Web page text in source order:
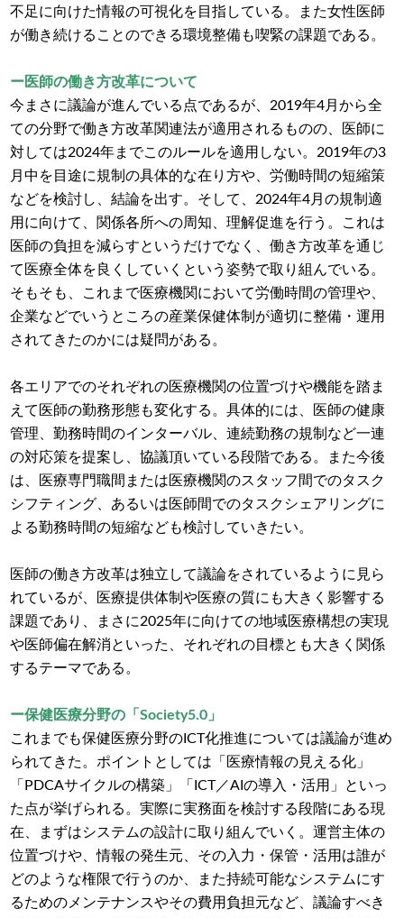
不足に向けた情報の可視化を目指している。また女性医師
が働き続けることのできる環境整備も喫緊の課題である。
ー医師の働き方改革について
今まさに議論が進んでいる点であるが、2019年4月から全
ての分野で働き方改革関連法が適用されるものの、医師に
対しては2024年までこのルールを適用しない。2019年の3
月中を目途に規制の具体的な在り方や、労働時間の短縮策
などを検討し、結論を出す。そして、2024年4月の規制適
用に向けて、関係各所への周知、理解促進を行う。これは
医師の負担を減らすというだけでなく、働き方改革を通じ
て医療全体を良くしていくという姿勢で取り組んでいる。
そもそも、これまで医療機関において労働時間の管理や、
企業などでいうところの産業保健体制が適切に整備・運用
されてきたのかには疑問がある。
各エリアでのそれぞれの医療機関の位置づけや機能を踏ま
えて医師の勤務形態も変化する。具体的には、医師の健康
管理、勤務時間のインターバル、連続勤務の規制など一連
の対応策を提案し、協議頂いている段階である。また今後
は、医療専門職間または医療機関のスタッフ間でのタスク
シフティング、あるいは医師間でのタスクシェアリングに
よる勤務時間の短縮なども検討していきたい。
医師の働き方改革は独立して議論をされているように見ら
れているが、医療提供体制や医療の質にも大きく影響する
課題であり、まさに2025年に向けての地域医療構想の実現
や医師偏在解消といった、それぞれの目標とも大きく関係
するテーマである。
ー保健医療分野の「Society5.0」
これまでも保健医療分野のICT化推進については議論が進め
られてきた。ポイントとしては「医療情報の見える化」
「PDCAサイクルの構築」「ICT／AIの導入・活用」といっ
た点が挙げられる。実際に実務面を検討する段階にある現
在、まずはシステムの設計に取り組んでいく。運営主体の
位置づけや、情報の発生元、その入力・保管・活用は誰が
どのような権限で行うのか、また持続可能なシステムにす
るためのメンテナンスやその費用負担元など、議論すべき